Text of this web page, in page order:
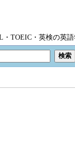
・TOEIC・英検の英